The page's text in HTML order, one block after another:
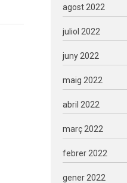
agost 2022
juliol 2022
juny 2022
maig 2022
abril 2022
març 2022
febrer 2022
gener 2022